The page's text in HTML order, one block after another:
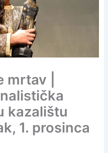
mrtav |
kazalištu
1. prosinca